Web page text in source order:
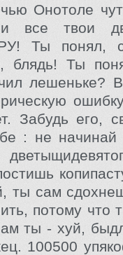
Онотоле
все твои
Ты понял,
блядь! Ты
лешеньке?
Забудь его,
: не
ты сам
потому что
ты - хуй,
100500